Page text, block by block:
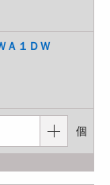
Ａ１ＤＷ
個